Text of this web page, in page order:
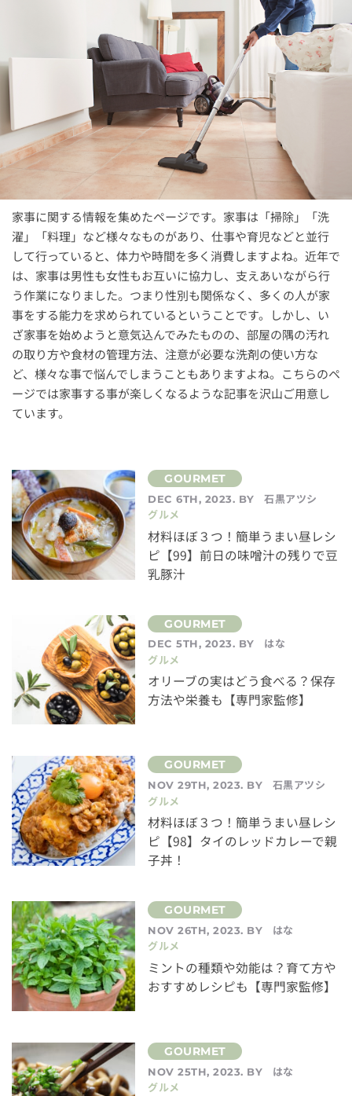
家事に関する情報を集めたページです。家事は「掃除」「洗
濯」「料理」など様々なものがあり、仕事や育児などと並行
して行っていると、体力や時間を多く消費しますよね。近年で
は、家事は男性も女性もお互いに協力し、支えあいながら行
う作業になりました。つまり性別も関係なく、多くの人が家
事をする能力を求められているということです。しかし、い
ざ家事を始めようと意気込んでみたものの、部屋の隅の汚れ
の取り方や食材の管理方法、注意が必要な洗剤の使い方な
ど、様々な事で悩んでしまうこともありますよね。こちらのペ
ージでは家事する事が楽しくなるような記事を沢山ご用意し
ています。
DEC 6TH, 2023. BY
石黒アツシ
グルメ
材料ほぼ３つ！簡単うまい昼レシ
ピ【99】前日の味噌汁の残りで豆
乳豚汁
DEC 5TH, 2023. BY
はな
グルメ
オリーブの実はどう食べる？保存
方法や栄養も【専門家監修】
NOV 29TH, 2023. BY
石黒アツシ
グルメ
材料ほぼ３つ！簡単うまい昼レシ
ピ【98】タイのレッドカレーで親
子丼！
NOV 26TH, 2023. BY
はな
グルメ
ミントの種類や効能は？育て方や
おすすめレシピも【専門家監修】
NOV 25TH, 2023. BY
はな
グルメ